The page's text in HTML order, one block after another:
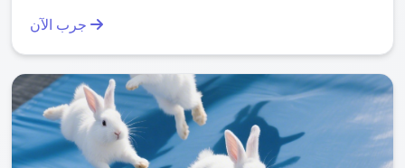
الرقمية، العروض التقديمية، وأكثر. احفظ الوقت وزد من
التفاعل مع إنتاج فيديو سهل ومحترف.